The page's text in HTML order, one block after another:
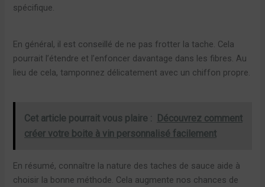
spécifique.
En général, il est conseillé de ne pas frotter la tache. Cela
pourrait l’étendre et l’enfoncer davantage dans les fibres. Au
lieu de cela, tamponnez délicatement avec un chiffon propre.
Cet article pourrait vous plaire :
Découvrez comment
créer votre boite à vin personnalisé facilement
En résumé, connaître la nature des taches de sauce aide à
choisir la bonne méthode. Cela augmente nos chances de